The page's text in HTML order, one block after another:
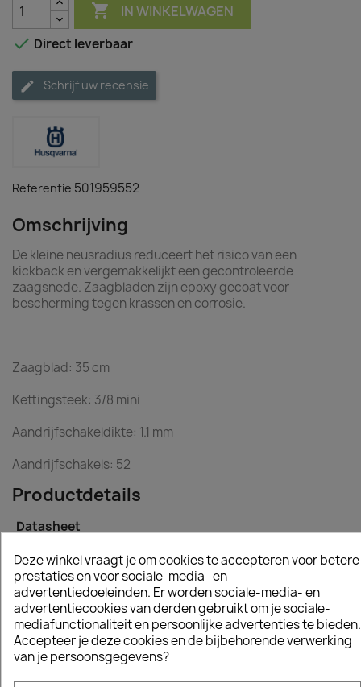
 IN WINKELWAGEN
 Direct leverbaar
Schrijf uw recensie
Referentie 501959552
Omschrijving
De kleine neusradius reduceert het risico van een
kickback en vergemakkelijkt een gecontroleerde
zaagsnede. Zaagbladen zijn epoxy gecoat voor
bescherming tegen krassen en corrosie.
Zaagblad: 35 cm
Kettingsteek: 3/8 mini
Aandrijfschakeldikte: 1.1 mm
Aandrijfschakels: 52
Productdetails
Datasheet
Zaagbladlengte 35 Cm
Kettingsteek 3/8 Mini
Schakels 52
Deze winkel vraagt je om cookies te accepteren voor betere
prestaties en voor sociale-media- en
advertentiedoeleinden. Er worden sociale-media- en
advertentiecookies van derden gebruikt om je sociale-
mediafunctionaliteit en persoonlijke advertenties te bieden.
Accepteer je deze cookies en de bijbehorende verwerking
van je persoonsgegevens?